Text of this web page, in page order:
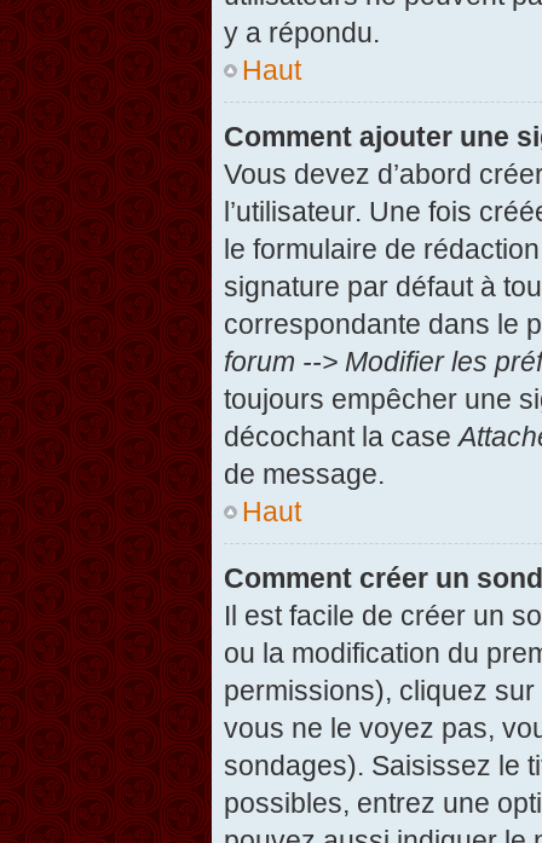
y a répondu.
Haut
Comment ajouter une
Vous devez d’abord
l’utilisateur. Une fois
le formulaire de
signature par défaut à
correspondante dans le
forum --> Modifier les
toujours empêcher une
décochant la case
de message.
Haut
Comment créer un
Il est facile de créer un
ou la modification du
permissions), cliquez sur
vous ne le voyez pas,
sondages). Saisissez le
possibles, entrez une